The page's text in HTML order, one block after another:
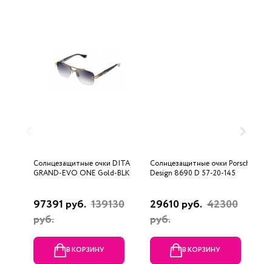
Солнцезащитные очки DITA
GRAND-EVO ONE Gold-BLK
97391 руб. 139130
руб.
В КОРЗИНУ
Солнцезащитные очки Porsche
Design 8690 D 57-20-145
29610 руб. 42300
руб.
В КОРЗИНУ